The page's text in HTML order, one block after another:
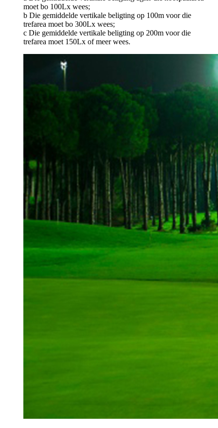
moet bo 100Lx wees;
b Die gemiddelde vertikale beligting op 100m voor die
trefarea moet bo 300Lx wees;
c Die gemiddelde vertikale beligting op 200m voor die
trefarea moet 150Lx of meer wees.